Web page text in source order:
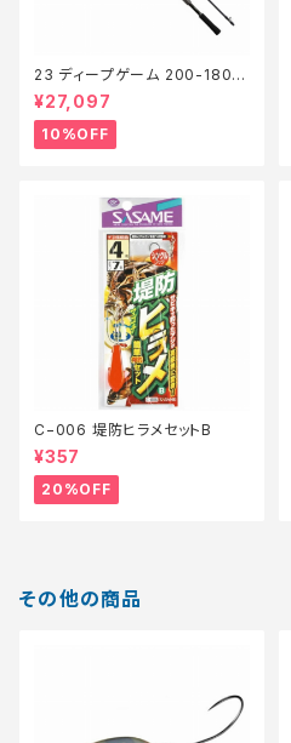
23 ディープゲーム 200-180
【継続セール_ロッド】【10】
¥27,097
10%OFF
C−006 堤防ヒラメセットB
¥357
20%OFF
その他の商品